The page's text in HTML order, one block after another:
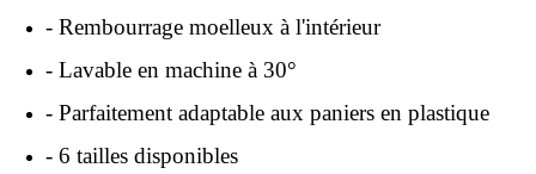
- Rembourrage moelleux à l'intérieur
- Lavable en machine à 30°
- Parfaitement adaptable aux paniers en plastique
- 6 tailles disponibles